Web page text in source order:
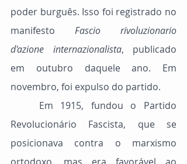
poder burguês. Isso foi registrado no
manifesto Fascio rivoluzionario
d'azione internazionalista, publicado
em outubro daquele ano. Em
novembro, foi expulso do partido.
Revolucionário Fascista, que se
posicionava contra o marxismo